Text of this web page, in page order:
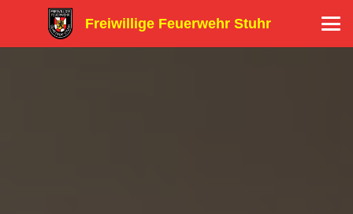
Freiwillige Feuerwehr Stuhr